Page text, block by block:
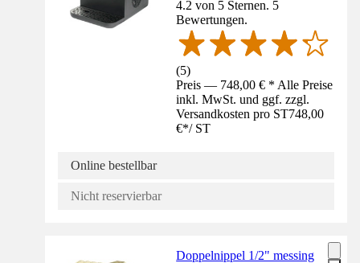
4.2 von 5 Sternen. 5
Bewertungen.
(5)
Preis — 748,00 € * Alle Preise
inkl. MwSt. und ggf. zzgl.
Versandkosten pro ST748,00
€*/ ST
Online bestellbar
Nicht reservierbar
Doppelnippel 1/2" messing